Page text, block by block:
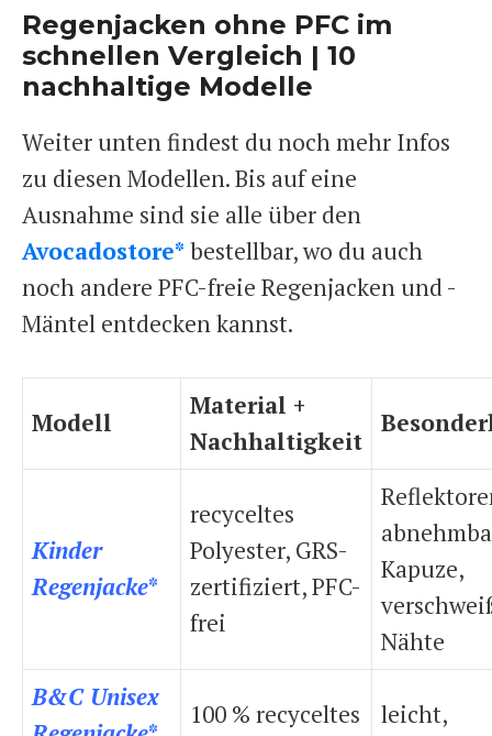
Regenjacken ohne PFC im
schnellen Vergleich | 10
nachhaltige Modelle
Weiter unten findest du noch mehr Infos
zu diesen Modellen. Bis auf eine
Ausnahme sind sie alle über den
Avocadostore* bestellbar, wo du auch
noch andere PFC-freie Regenjacken und -
Mäntel entdecken kannst.
Modell
Material +
Nachhaltigkeit
Kinder
Regenjacke*
recyceltes
Polyester, GRS-
zertifiziert, PFC-
frei
Kapuze,
Nähte
B&C Unisex
100 % recyceltes
leicht,